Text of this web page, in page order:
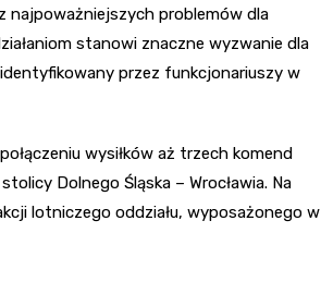
najpoważniejszych problemów dla
stanowi znaczne wyzwanie dla
przez funkcjonariuszy w
wysiłków aż trzech komend
Dolnego Śląska – Wrocławia. Na
lotniczego oddziału, wyposażonego w